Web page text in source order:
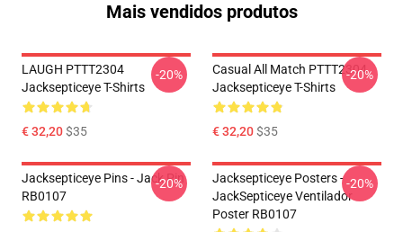
Mais vendidos produtos
LAUGH PTTT2304
Jacksepticeye T-Shirts
€ 32,20$35
-20%
Casual All Match PTTT2304
Jacksepticeye T-Shirts
€ 32,20$35
-20%
Jacksepticeye Pins - Jack Pin
RB0107
-20%
Jacksepticeye Posters -
JackSepticeye Ventilador
Poster RB0107
-20%